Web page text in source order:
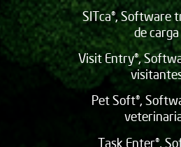
SITca®, Software
de carga
Visit Entry®,
Pet Soft®,
Task Enter®,